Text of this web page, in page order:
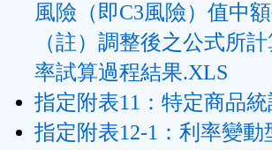
風險（即C3風險）值中
（註）調整後之公式所
率試算過程結果.XLS
指定附表11：特定商品
指定附表12-1：利率變動